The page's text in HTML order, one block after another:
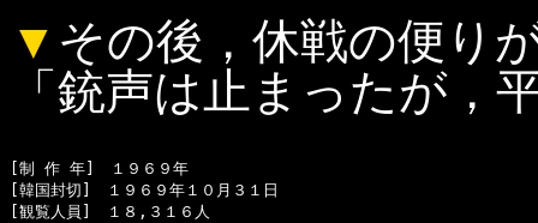
▼ その後，休戦の便り
「銃声は止まったが，
[制 作 年]　１９６９年
[韓国封切]　１９６９年１０月３１日
[観覧人員]　１８,３１６人